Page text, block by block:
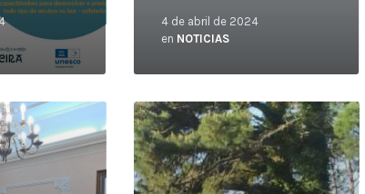
4 de abril de 2024
en NOTICIAS
Leer
más